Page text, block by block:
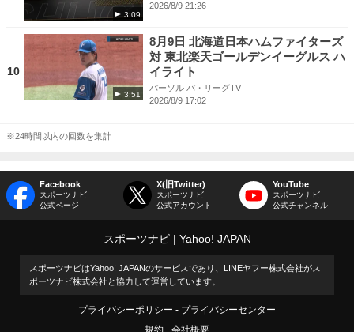
3:09
2026/8/9 21:26
10
3:51
8月9日 北海道日本ハムファイターズ
対 東北楽天ゴールデンイーグルス ハ
イライト
パーソル パ・リーグTV
2026/8/9 17:02
※24時間以内の回数を集計
Facebook
スポーツナビ
公式ページ
X(旧Twitter)
スポーツナビ
公式アカウント
YouTube
スポーツナビ
公式チャンネル
スポーツナビ Yahoo! JAPAN
スポーツナビはYahoo! JAPANのサービスであり、LINEヤフー株式会社がス
ポーツナビ株式会社と協力して運営しています。
プライバシーポリシー
プライバシーセンター